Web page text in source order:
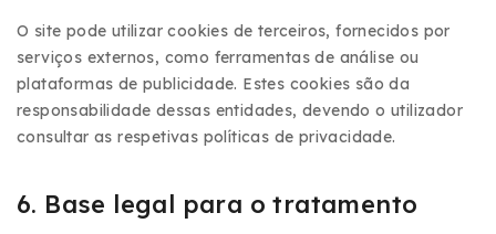
O site pode utilizar cookies de terceiros, fornecidos por
serviços externos, como ferramentas de análise ou
plataformas de publicidade. Estes cookies são da
responsabilidade dessas entidades, devendo o utilizador
consultar as respetivas políticas de privacidade.
6. Base legal para o tratamento